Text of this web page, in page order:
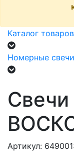
Каталог товаров
Номерные свечи
Артикул: